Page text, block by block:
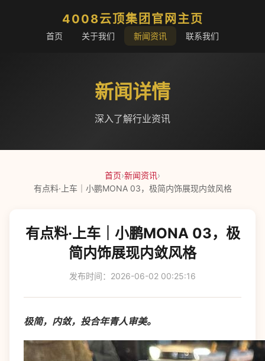
4008云顶集团官网主页
首页 关于我们 新闻资讯 联系我们
新闻详情
深入了解行业资讯
首页›新闻资讯›
有点料·上车｜小鹏MONA 03，极简内饰展现内敛风格
有点料·上车｜小鹏MONA 03，极
简内饰展现内敛风格
发布时间：2026-06-02 00:25:16
极简，内敛，投合年青人审美。